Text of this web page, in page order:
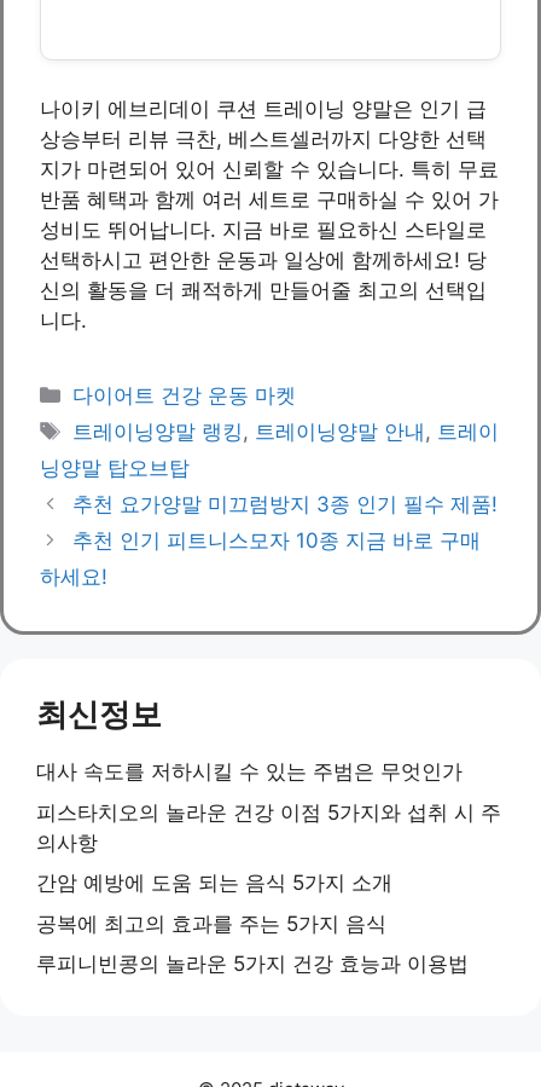
나이키 에브리데이 쿠션 트레이닝 양말은 인기 급
상승부터 리뷰 극찬, 베스트셀러까지 다양한 선택
지가 마련되어 있어 신뢰할 수 있습니다. 특히 무료
반품 혜택과 함께 여러 세트로 구매하실 수 있어 가
성비도 뛰어납니다. 지금 바로 필요하신 스타일로
선택하시고 편안한 운동과 일상에 함께하세요! 당
신의 활동을 더 쾌적하게 만들어줄 최고의 선택입
니다.
Categories
다이어트 건강 운동 마켓
Tags
트레이닝양말 랭킹, 트레이닝양말 안내 , 트레이
닝양말 탑오브탑
추천 요가양말 미끄럼방지 3종 인기 필수 제품!
추천 인기 피트니스모자 10종 지금 바로 구매
하세요!
최신정보
대사 속도를 저하시킬 수 있는 주범은 무엇인가
피스타치오의 놀라운 건강 이점 5가지와 섭취 시 주
의사항
간암 예방에 도움 되는 음식 5가지 소개
공복에 최고의 효과를 주는 5가지 음식
루피니빈콩의 놀라운 5가지 건강 효능과 이용법